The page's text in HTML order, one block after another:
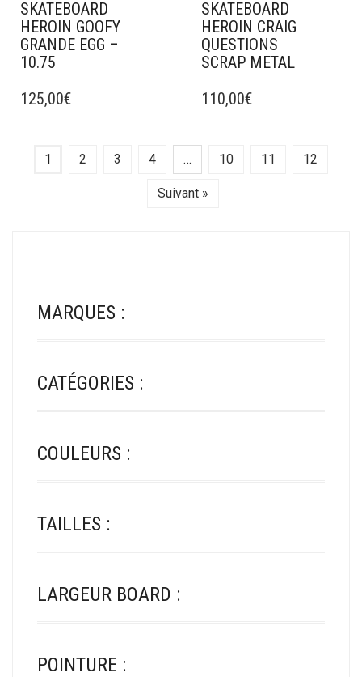
SKATEBOARD
HEROIN GOOFY
GRANDE EGG –
10.75
PRODUIT
VARIATIONS.
125,00€
SKATEBOARD
HEROIN CRAIG
QUESTIONS
SCRAP METAL
PRODUIT
VARIATIONS.
110,00€
1 2 3 4 … 10 11 12
Suivant »
MARQUES :
CATÉGORIES :
COULEURS :
TAILLES :
LARGEUR BOARD :
POINTURE :